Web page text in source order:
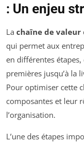
: Un enjeu
La chaîne de valeur
qui permet aux
en différentes
premières jusqu’à la
Pour optimiser cette
composantes et leur
l’organisation.
L’une des étapes